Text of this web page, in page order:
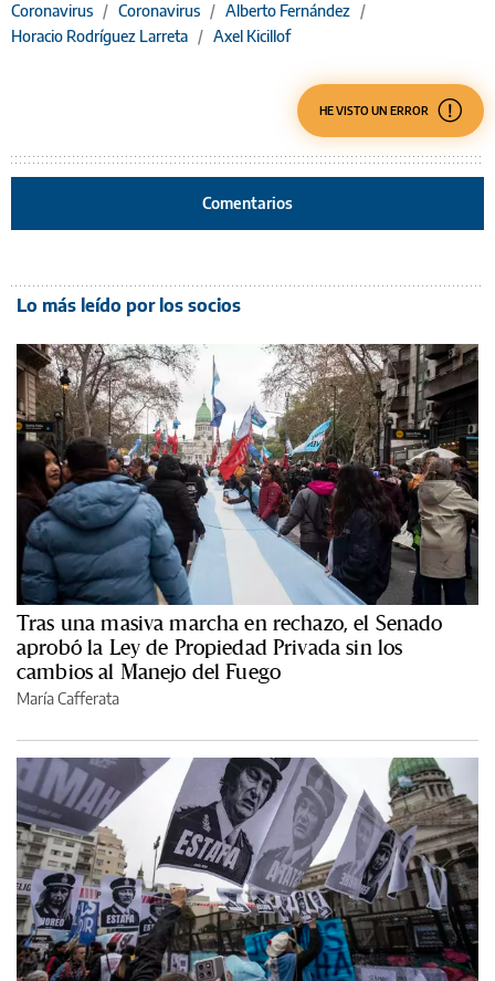
Coronavirus / Coronavirus / Alberto Fernández /
Horacio Rodríguez Larreta / Axel Kicillof
HE VISTO UN ERROR
Comentarios
Lo más leído por los socios
Tras una masiva marcha en rechazo, el Senado
aprobó la Ley de Propiedad Privada sin los
cambios al Manejo del Fuego
María Cafferata